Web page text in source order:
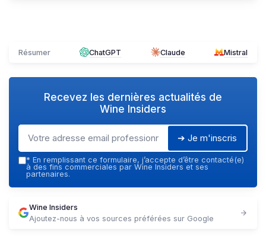
Résumer ChatGPT Claude Mistral
Recevez les dernières actualités de
Wine Insiders
➔ Je m'inscris
* En remplissant ce formulaire, j’accepte d’être contacté(e)
à des fins commerciales par Wine Insiders et ses
partenaires.
Wine Insiders
Ajoutez-nous à vos sources préférées sur Google